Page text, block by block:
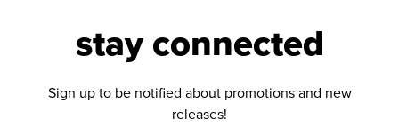
stay connected
Sign up to be notified about promotions and new
releases!